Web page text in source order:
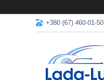
+380 (67) 460-01-50